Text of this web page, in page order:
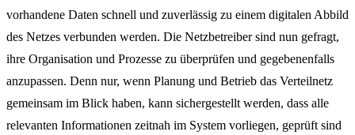
vorhandene Daten schnell und zuverlässig zu einem digitalen Abbild
des Netzes verbunden werden. Die Netzbetreiber sind nun gefragt,
ihre Organisation und Prozesse zu überprüfen und gegebenenfalls
anzupassen. Denn nur, wenn Planung und Betrieb das Verteilnetz
gemeinsam im Blick haben, kann sichergestellt werden, dass alle
relevanten Informationen zeitnah im System vorliegen, geprüft sind